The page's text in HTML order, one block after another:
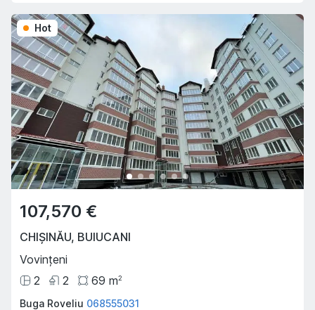
Hot
107,570 €
CHIȘINĂU, BUIUCANI
Vovințeni
2
2 69 m2
Buga Roveliu 068555031